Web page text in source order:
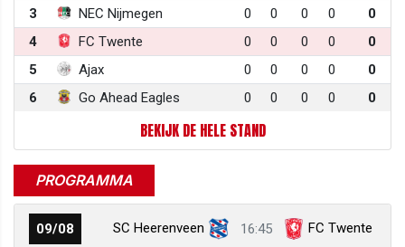
3
NEC Nijmegen 0 0 0 0
0
4
FC Twente 0 0 0 0
0
5
Ajax 0 0 0 0
0
6
Go Ahead Eagles 0 0 0 0 0
BEKIJK DE HELE STAND
PROGRAMMA
09/08 SC Heerenveen 16:45 FC Twente